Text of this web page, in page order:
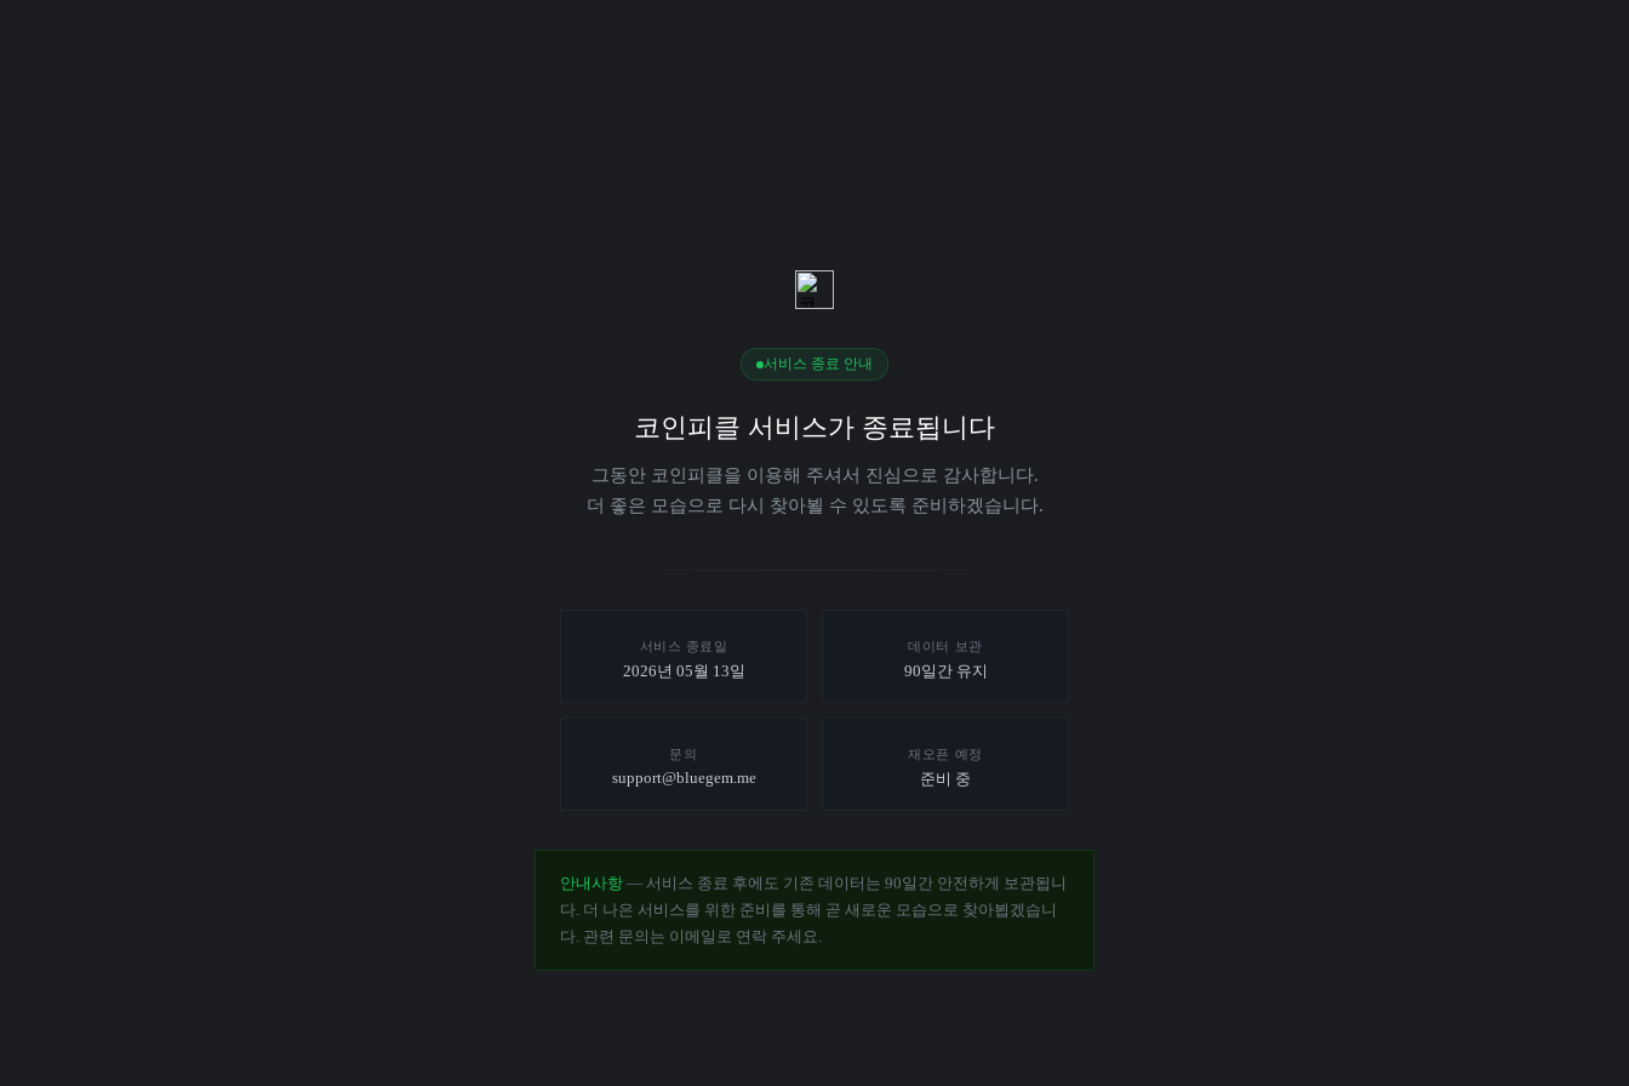
서비스 종료 안내
코인피클 서비스가 종료됩니다
그동안 코인피클을 이용해 주셔서 진심으로 감사합니다.
더 좋은 모습으로 다시 찾아뵐 수 있도록 준비하겠습니다.
서비스 종료일
2026년 05월 13일
데이터 보관
90일간 유지
문의
support@bluegem.me
재오픈 예정
준비 중
안내사항 — 서비스 종료 후에도 기존 데이터는 90일간 안전하게 보관됩니
다. 더 나은 서비스를 위한 준비를 통해 곧 새로운 모습으로 찾아뵙겠습니
다. 관련 문의는 이메일로 연락 주세요.